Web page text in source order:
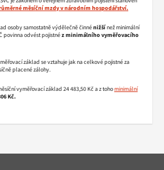
měsíční mzdy v národním hospodářství.
osoby samostatně výdělečně činnénižšínež minimální
povinna odvést pojistnéz minimálního vyměřovacího
základ se vztahuje jak na celkové pojistné za
placené zálohy.
vyměřovací základ 24 483,50 Kč a z tohominimální
Kč.